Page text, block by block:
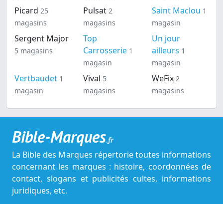
Picard 25
magasins
Pulsat 2
magasins
Saint Maclou 1
magasin
Sergent Major
5 magasins
Top
Carrosserie 1
magasin
Un jour
ailleurs 1
magasin
Vertbaudet 1
magasin
Vival 5
magasins
WeFix 2
magasins
Bible-Marques.fr
La Bible des Marques répertorie toutes informations
concernant les marques : histoire, coordonnées de
contact, slogans et publicités cultes, informations
juridiques, etc.